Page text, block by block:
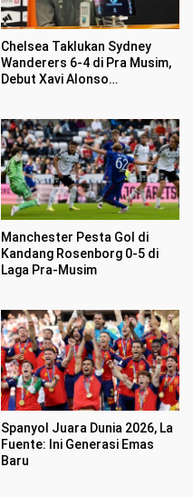
Chelsea Taklukan Sydney
Wanderers 6-4 di Pra Musim,
Debut Xavi Alonso
Manchester Pesta Gol di
Kandang Rosenborg 0-5 di
Laga Pra-Musim
Spanyol Juara Dunia 2026, La
Fuente: Ini Generasi Emas
Baru